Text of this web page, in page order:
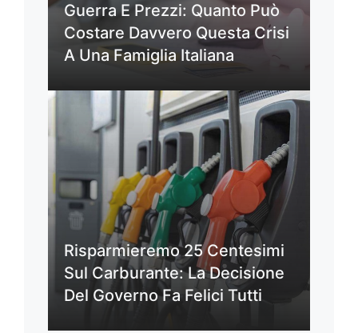
Guerra E Prezzi: Quanto Può
Costare Davvero Questa Crisi
A Una Famiglia Italiana
Risparmieremo 25 Centesimi
Sul Carburante: La Decisione
Del Governo Fa Felici Tutti